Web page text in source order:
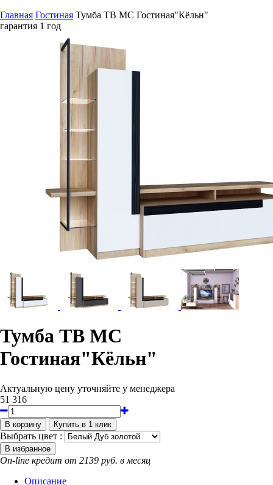
Главная Гостиная Тумба ТВ МС Гостиная"Кёльн"
гарантия 1 год
Тумба ТВ МС
Гостиная"Кёльн"
Актуальную цену уточняйте у менеджера
51 316
Выбрать цвет :
On-line кредит от 2139 руб. в месяц
Описание